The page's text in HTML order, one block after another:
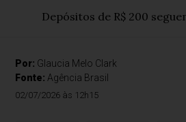
Depósitos de R$ 200
Por: Glaucia Melo Clark
Fonte: Agência Brasil
02/07/2026 às 12h15